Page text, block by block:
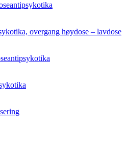
overgang høydose – lavdose